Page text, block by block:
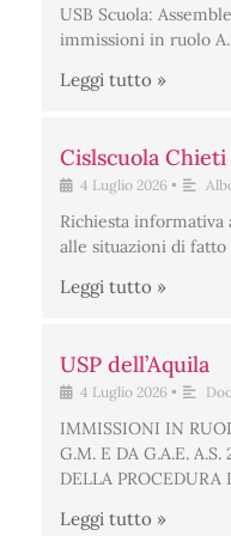
USB Scuola:
immissioni in ruolo
Leggi tutto »
Cislscuola Chieti
4 Luglio 2026 •
Richiesta
alle situazioni di
Leggi tutto »
USP dell’Aquila
4 Luglio 2026 •
IMMISSIONI IN
G.M. E DA G.A.E.
DELLA
Leggi tutto »